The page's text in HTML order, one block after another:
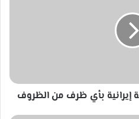
إيرانية بأي ظرف من الظروف